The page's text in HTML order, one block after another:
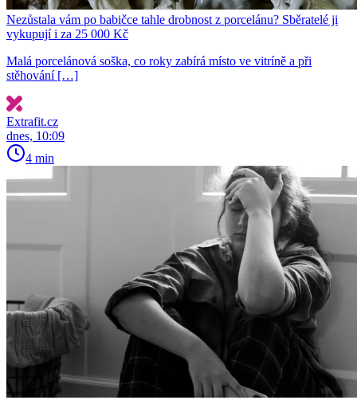
Nezůstala vám po babičce tahle drobnost z porcelánu? Sběratelé ji
vykupují i za 25 000 Kč
Malá porcelánová soška, co roky zabírá místo ve vitríně a při
stěhování […]
Extrafit.cz
dnes, 10:09
4 min